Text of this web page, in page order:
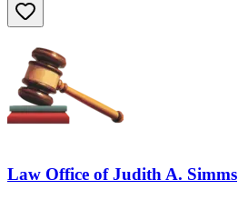
Law Office of Judith A. Simms